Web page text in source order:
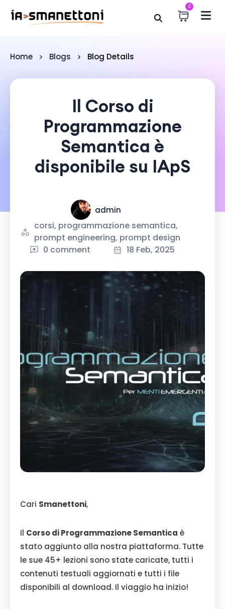
0
Home Blogs Blog Details
Il Corso di
Programmazione
Semantica è
disponibile su IApS
admin
corsi, programmazione semantica,
prompt engineering, prompt design
0 comment
18 Feb, 2025
Cari Smanettoni,
Il Corso di Programmazione Semantica è
stato aggiunto alla nostra piattaforma. Tutte
le sue 45+ lezioni sono state caricate, tutti i
contenuti testuali aggiornati e tutti i file
disponibili al download. Il viaggio ha inizio!